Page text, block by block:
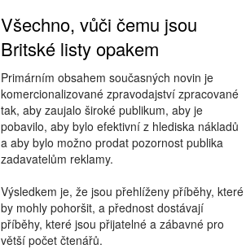
Všechno, vůči čemu jsou
Britské listy opakem
Primárním obsahem současných novin je
komercionalizované zpravodajství zpracované
tak, aby zaujalo široké publikum, aby je
pobavilo, aby bylo efektivní z hlediska nákladů
a aby bylo možno prodat pozornost publika
zadavatelům reklamy.
Výsledkem je, že jsou přehlíženy příběhy, které
by mohly pohoršit, a přednost dostávají
příběhy, které jsou přijatelné a zábavné pro
větší počet čtenářů.